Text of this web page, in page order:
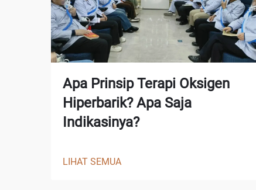
Apa Prinsip Terapi Oksigen
Hiperbarik? Apa Saja
Indikasinya?
LIHAT SEMUA